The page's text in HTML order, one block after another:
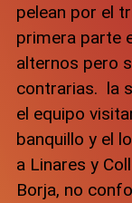
pelean por el
primera parte
alternos pero
contrarias. la
el equipo
banquillo y el
a Linares y
Borja, no